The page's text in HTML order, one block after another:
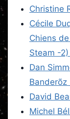
Christine
Cécile
Chiens
Steam -2)
Dan
Banderõz
David
Michel